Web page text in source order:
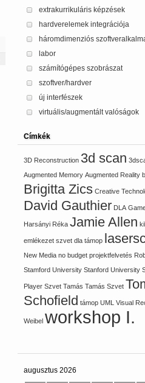
extrakurrikuláris képzések
hardverelemek integrációja
háromdimenziós
labor
számítógépes szobrászat
szoftver/hardver
új interfészek
virtuális/augmentált valóságok
Címkék
3D Reconstruction 3d scan
Augmented Memory Augmented Reality
Brigitta Zics Creative
David Gauthier DLA
Harsányi Réka Jamie Allen
emlékezet szvet dla támop
New Media no budget projektfelvetés
Stamford University Stanford University
Player Szvet Tamás Tamás Szvet
Schofield támop UML Visual
Weibel workshop I.
augusztus 2026